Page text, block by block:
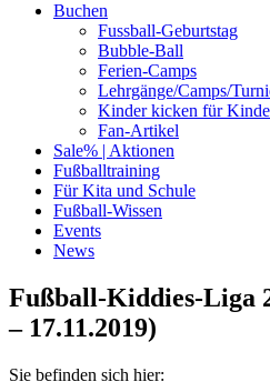
Buchen
Fussball-Geburtstag
Bubble-Ball
Ferien-Camps
Lehrgänge/Camps/
Kinder kicken für
Fan-Artikel
Sale% | Aktionen
Fußballtraining
Für Kita und Schule
Fußball-Wissen
Events
News
Fußball-Kiddies-Liga
– 17.11.2019)
Sie befinden sich hier: